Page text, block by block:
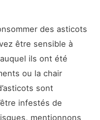
des asticots
être sensible à
ils ont été
ou la chair
sont
infestés de
mentionnons